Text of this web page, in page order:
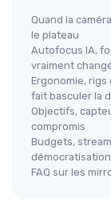
Quand la
le plateau
Autofocus IA,
vraiment
Ergonomie, rigs
fait basculer la
Objectifs,
compromis
Budgets,
FAQ sur les